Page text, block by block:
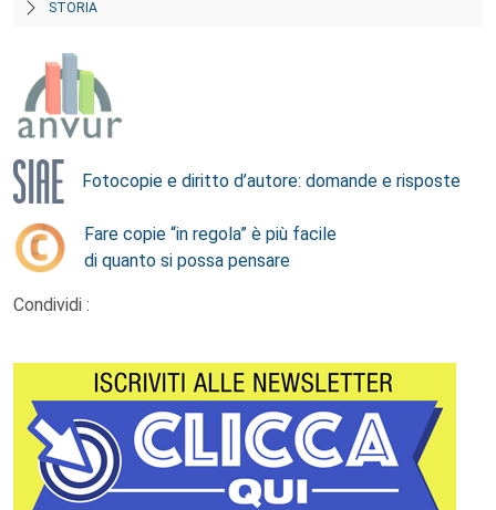
STORIA
Fotocopie e diritto d’autore: domande e risposte
Fare copie “in regola” è più facile
di quanto si possa pensare
Condividi :